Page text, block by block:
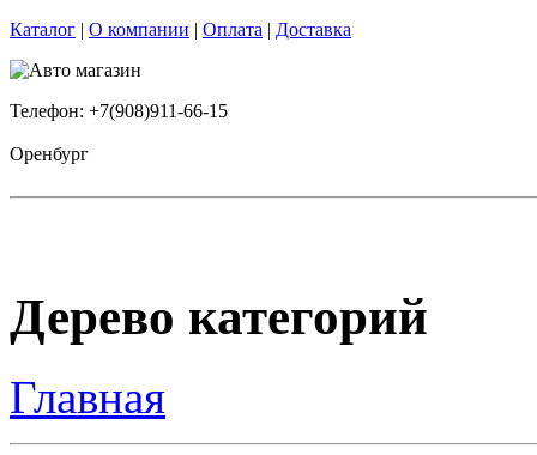
Каталог | О компании | Оплата | Доставка
Телефон: +7(908)911-66-15
Оренбург
Дерево категорий
Главная